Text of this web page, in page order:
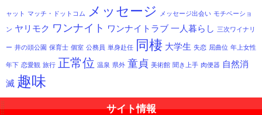
ャット マッチ・ドットコム メッセージ メッセージ出会い モチベーショ
ン ヤリモク ワンナイト ワンナイトラブ 一人暮らし 三次ワイナリ
ー 井の頭公園 保育士 個室 公務員 単身赴任 同棲 大学生 失恋 屈曲位 年上女性
年下 恋愛観 旅行 正常位 温泉 県外 童貞 美術館 聞き上手 肉便器 自然消
滅 趣味
サイト情報